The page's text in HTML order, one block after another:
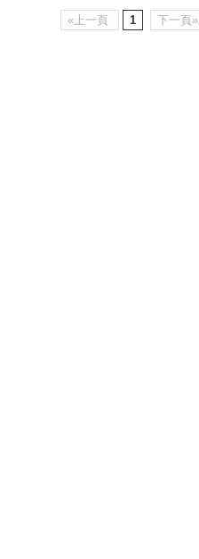
«上一頁 1 下一頁»